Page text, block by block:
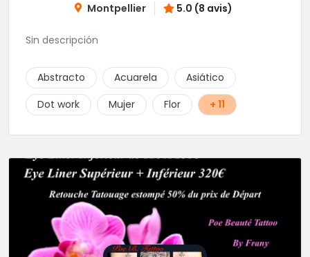
Montpellier 5.0 (8 avis)
Sin descripción
Abstracto Acuarela
Asiático
Dot work
Mujer Flor + 11